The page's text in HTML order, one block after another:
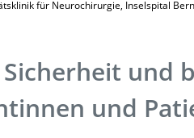
für Neurochirurgie, Inselspital Bern
und
und